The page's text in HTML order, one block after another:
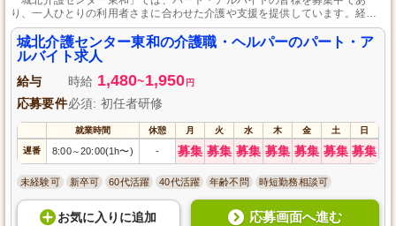
り、一人ひとりの利用者さまに合わせた介護や支援を提供しています。経験
は問わず、未経験の方もお仕事をお任せし、頑張りを昇給や賞与と言った形
で評価します。日々の介護業務を通して、ご利用者さまが安心して日常生活
を送れるようサポートしていただくやりがいのある職場です。
城北介護センター東和の介護職・ヘルパーのパート・ア
ルバイト求人
給与 時給 1,480~1,950 円
応募要件必須: 初任者研修
就業時間 休憩 月 火 水 木 金 土 日
遅番 8:00～20:00(1h〜) - 募集 募集 募集 募集 募集 募集 募集
未経験可 新卒可 60代活躍 40代活躍 年齢不問 時短勤務相談可
お気に入り に追加 応募画面へ進む